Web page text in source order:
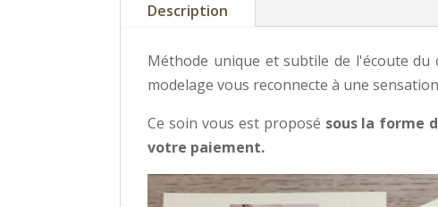
Description
Méthode unique et subtile de l'écoute
modelage vous reconnecte à une
Ce soin vous est proposé sous la forme
votre paiement.